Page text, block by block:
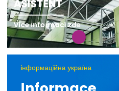
ASISTENT
Více informací zde
інформаційна україна